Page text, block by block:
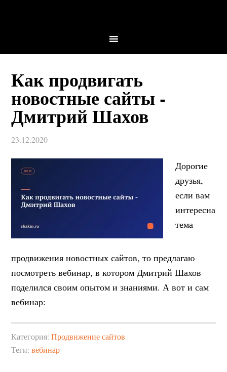
Как продвигать
новостные сайты -
Дмитрий Шахов
23.12.2020
Дорогие
друзья,
если вам
интересна
тема
продвижения новостных сайтов, то предлагаю
посмотреть вебинар, в котором Дмитрий Шахов
поделился своим опытом и знаниями. А вот и сам
вебинар:
Категория:Продвижение сайтов
Теги:вебинар